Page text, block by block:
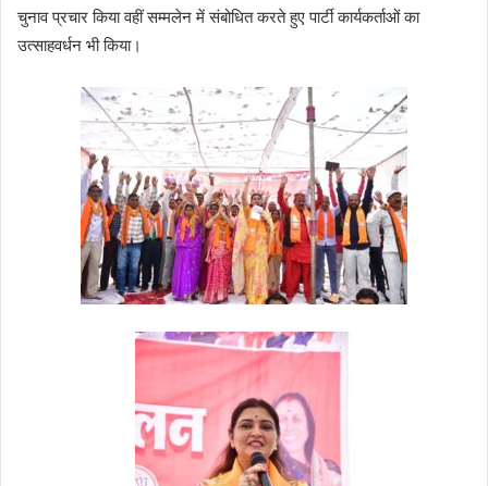
चुनाव प्रचार किया वहीं सम्मलेन में संबोधित करते हुए पार्टी कार्यकर्ताओं का
उत्साहवर्धन भी किया।